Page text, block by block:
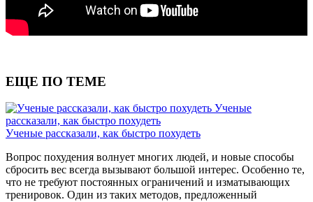
ЕЩЕ ПО ТЕМЕ
Ученые
рассказали, как быстро похудеть
Ученые рассказали, как быстро похудеть
Вопрос похудения волнует многих людей, и новые способы
сбросить вес всегда вызывают большой интерес. Особенно те,
что не требуют постоянных ограничений и изматывающих
тренировок. Один из таких методов, предложенный